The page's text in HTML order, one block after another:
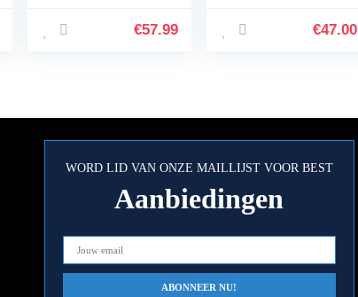
magneetventiel en
€57.99
Volwassene
€47.00
WORD LID VAN ONZE MAILLIJST VOOR BEST
Aanbiedingen